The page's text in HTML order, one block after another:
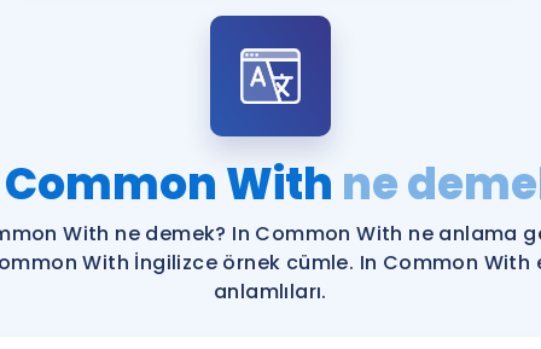
YDS ve YÖKDİL
YDS ve YÖKDİL'e
With ne
With ne demek? In Common With ne anlama
With İngilizce örnek cümle. In Common With
anlamlıları.